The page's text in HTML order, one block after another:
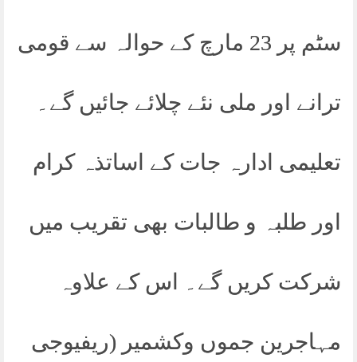
سٹم پر 23 مارچ کے حوالہ سے قومی
ترانے اور ملی نئے چلائے جائیں گے۔
تعلیمی ادارہ جات کے اساتذہ کرام
اور طلبہ و طالبات بھی تقریب میں
شرکت کریں گے۔ اس کے علاوہ
مہاجرین جموں وکشمیر (ریفیوجی